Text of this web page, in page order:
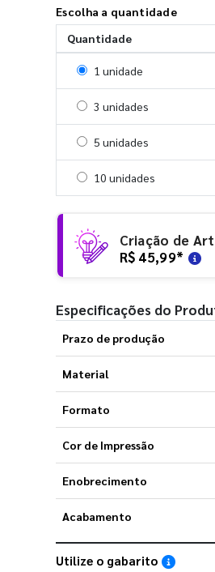
Escolha a quantidade
Quantidade
Selecionar 1 unidade
1 unidade
Selecionar 3 unidades
3 unidades
Selecionar 5 unidades
5 unidades
Selecionar 10 unidades
10 unidades
Criação de
R$ 45,99*
Especificações do
Prazo de produção
Material
Formato
Cor de Impressão
Enobrecimento
Acabamento
Utilize o gabarito Saiba